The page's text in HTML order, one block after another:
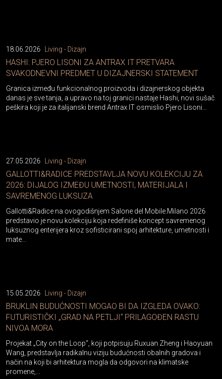
18.06.2026 Living - Dizajn
HASHI: PJERO LISONI ZA ANTRAX IT PRETVARA
SVAKODNEVNI PREDMET U DIZAJNERSKI STATEMENT
Granica između funkcionalnog proizvoda i dizajnerskog objekta
danas je sve tanja, a upravo na toj granici nastaje Hashi, novi sušač
peškira koji je za italijanski brend Antrax IT osmislio Pjero Lisoni...
27.05.2026 Living - Dizajn
GALLOTTI&RADICE PREDSTAVLJA NOVU KOLEKCIJU ZA
2026: DIJALOG IZMEĐU UMETNOSTI, MATERIJALA I
SAVREMENOG LUKSUZA
Gallotti&Radice na ovogodišnjem Salone del Mobile.Milano 2026
predstavio je novu kolekciju koja redefiniše koncept savremenog
luksuznog enterijera kroz sofisticirani spoj arhitekture, umetnosti i
mate...
15.05.2026 Living - Dizajn
BRUKLIN BUDUĆNOSTI MOGAO BI DA IZGLEDA OVAKO:
FUTURISTIČKI „GRAD NA PETLJI“ PRILAGOĐEN RASTU
NIVOA MORA
Projekat „City on the Loop“, koji potpisuju Ruxuan Zheng i Haoyuan
Wang, predstavlja radikalnu viziju budućnosti obalnih gradova i
način na koji bi arhitektura mogla da odgovori na klimatske
promene,...